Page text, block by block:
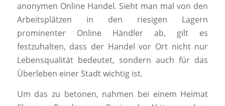
anonymen Online Handel. Sieht man mal von den
Arbeitsplätzen in den riesigen Lagern
prominenter Online Händler ab, gilt es
festzuhalten, dass der Handel vor Ort nicht nur
Lebensqualität bedeutet, sondern auch für das
Überleben einer Stadt wichtig ist.
Um das zu betonen, nahmen bei einem Heimat